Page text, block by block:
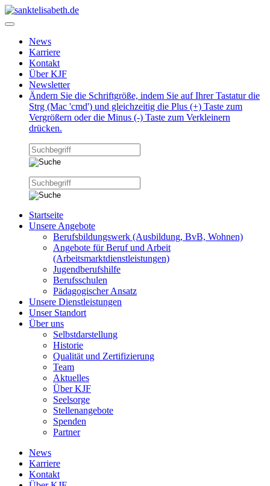
News
Karriere
Kontakt
Über KJF
Newsletter
Ändern Sie die Schriftgröße, indem Sie auf Ihrer Tastatur die
Strg (Mac 'cmd') und gleichzeitig die Plus (+) Taste zum
Vergrößern oder die Minus (-) Taste zum Verkleinern
drücken.
Startseite
Unsere Angebote
Berufsbildungswerk (Ausbildung, BvB, Wohnen)
Angebote für Beruf und Arbeit
(Arbeitsmarktdienstleistungen)
Jugendberufshilfe
Berufsschulen
Pädagogischer Ansatz
Unsere Dienstleistungen
Unser Standort
Über uns
Selbstdarstellung
Historie
Qualität und Zertifizierung
Team
Aktuelles
Über KJF
Seelsorge
Stellenangebote
Spenden
Partner
News
Karriere
Kontakt